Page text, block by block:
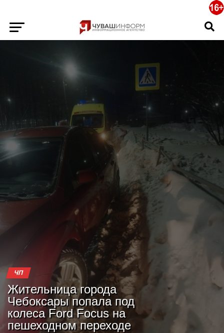
ЧП
Жительница города
Чебоксары попала под
колеса Ford Focus на
пешеходном переходе